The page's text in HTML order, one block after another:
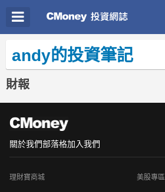
andy的投資筆記
財報
關於我們部落格加入我們
理財寶商城 美股專區